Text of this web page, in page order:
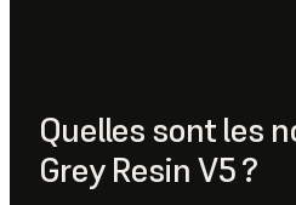
Quelles sont les
Grey Resin V5 ?